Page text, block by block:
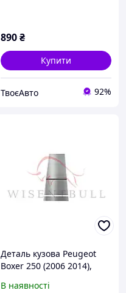
890₴
Купити
ТвоєАвто 92%
Деталь кузова Peugeot
Boxer 250 (2006 2014),
В наявності